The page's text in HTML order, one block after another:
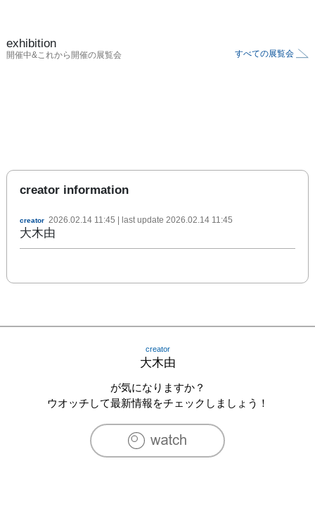
exhibition
開催中&これから開催の展覧会 すべての展覧会
creator information
creator 2026.02.14 11:45 | last update 2026.02.14 11:45
大木由
creator
大木由
が気になりますか？
ウオッチして最新情報をチェックしましょう！